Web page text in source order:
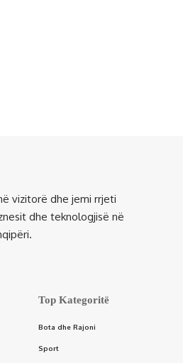
vizitorë dhe jemi rrjeti
dhe teknologjisë në
Top Kategoritë
Bota dhe Rajoni
Sport